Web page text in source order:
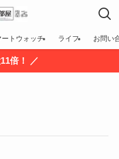
ートウォッチ ライフ お問い
倍！ ／